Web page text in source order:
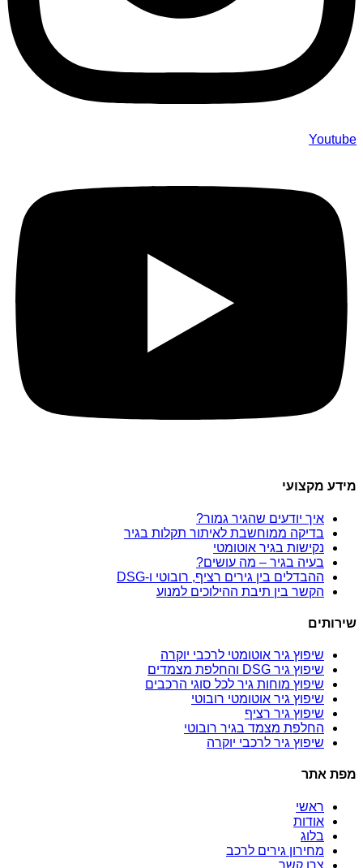
Youtube
מידע מקצועי
איך יודעים שהגיר גמור?
בדיקה ממוחשבת לאיתור תקלות בגיר
נקישות בגיר אוטומטי
בעיה בגיר – מה עושים?
ההבדלים בין גירים רציף, רובוטי ו-DSG
הקשר בין תיבת ההילוכים למנוע
שירותים
שיפוץ גיר אוטומטי לרכבי יוקרה
שיפוץ גיר DSG והחלפת מצמדים
שיפוץ מוחות גיר לכל סוגי הרכבים
שיפוץ גיר אוטומטי רובוטי
שיפוץ גיר רציף
החלפת מצמד בגיר רובוטי
שיפוץ גיר לרכבי יוקרה
מפת אתר
ראשי
אודות
בלוג
מחירון גירים לרכב
צרו קשר